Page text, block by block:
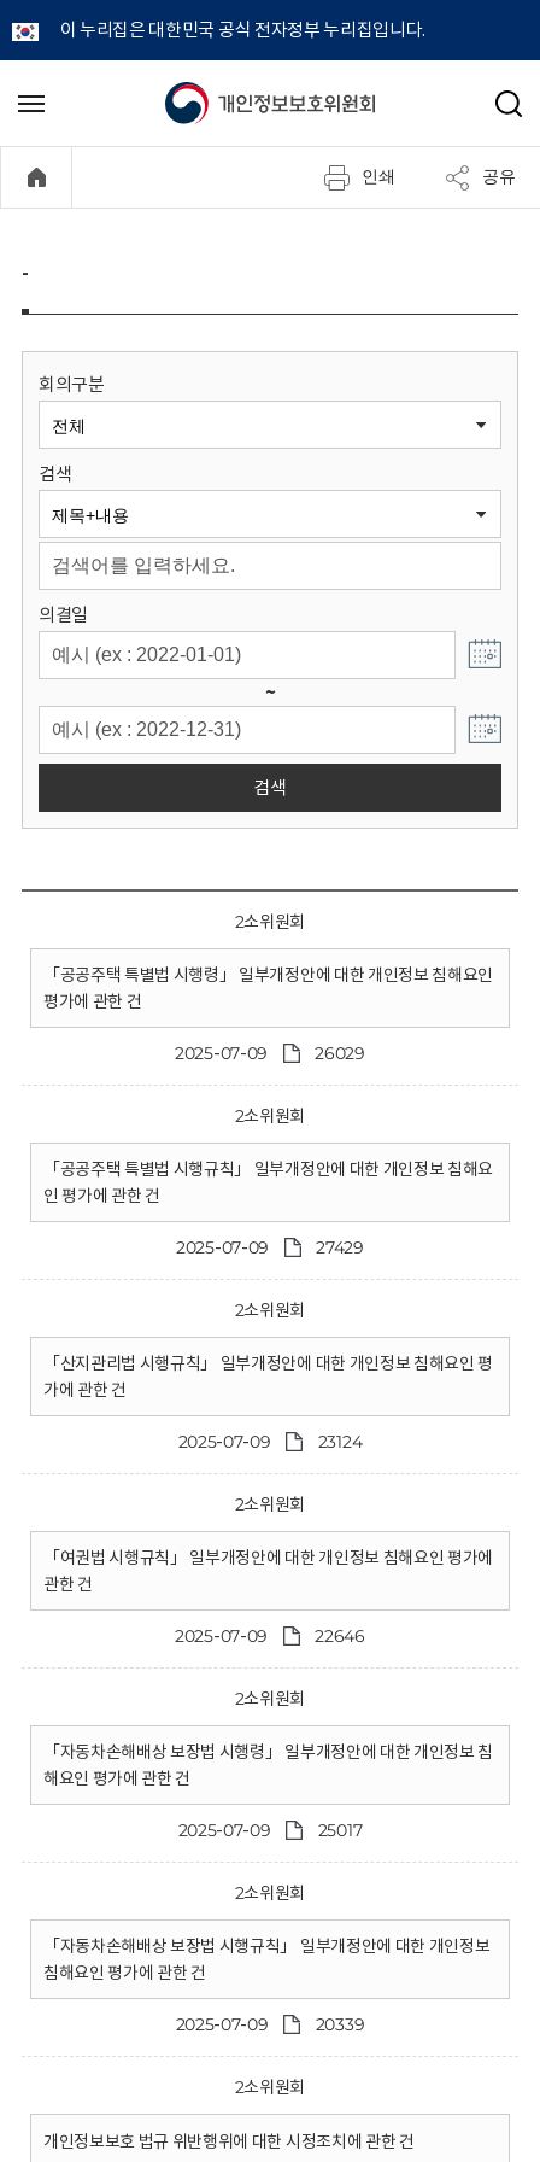
이 누리집은 대한민국 공식 전자정부 누리집입니다.
개
정
보
원
회
메
기
검
인쇄 공유
-
회의구분
검색
의결일
~
검색
2소위원회
「공공주택 특별법 시행령」 일부개정안에 대한 개인정보 침해요인
평가에 관한 건
2025-07-09 26029
2소위원회
「공공주택 특별법 시행규칙」 일부개정안에 대한 개인정보 침해요
인 평가에 관한 건
2025-07-09 27429
2소위원회
「산지관리법 시행규칙」 일부개정안에 대한 개인정보 침해요인 평
가에 관한 건
2025-07-09 23124
2소위원회
「여권법 시행규칙」 일부개정안에 대한 개인정보 침해요인 평가에
관한 건
2025-07-09 22646
2소위원회
「자동차손해배상 보장법 시행령」 일부개정안에 대한 개인정보 침
해요인 평가에 관한 건
2025-07-09 25017
2소위원회
「자동차손해배상 보장법 시행규칙」 일부개정안에 대한 개인정보
침해요인 평가에 관한 건
2025-07-09 20339
2소위원회
개인정보보호 법규 위반행위에 대한 시정조치에 관한 건